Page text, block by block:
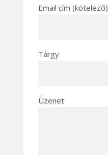
Email cím (kötelező)
Tárgy
Üzenet